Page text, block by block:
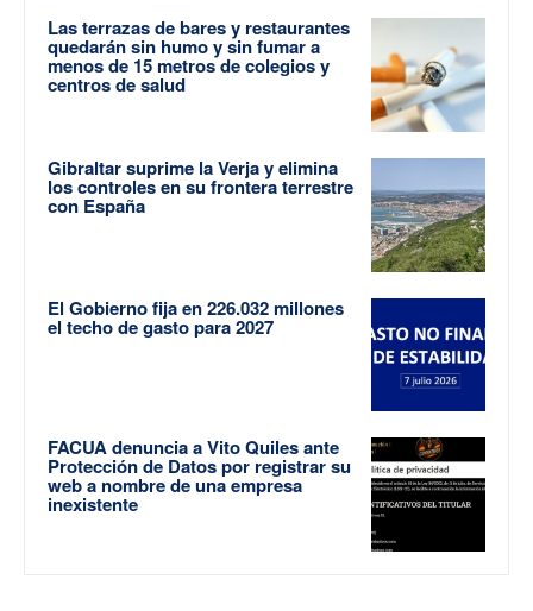
Las terrazas de bares y restaurantes
quedarán sin humo y sin fumar a
menos de 15 metros de colegios y
centros de salud
Gibraltar suprime la Verja y elimina
los controles en su frontera terrestre
con España
El Gobierno fija en 226.032 millones
el techo de gasto para 2027
FACUA denuncia a Vito Quiles ante
Protección de Datos por registrar su
web a nombre de una empresa
inexistente